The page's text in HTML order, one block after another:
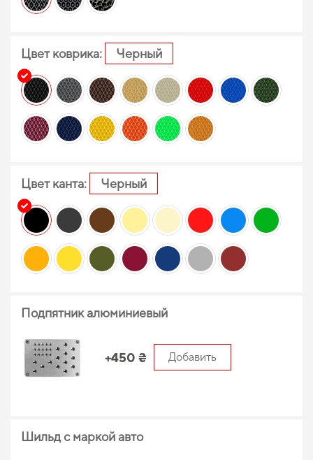
Цвет коврика: Черный
Цвет канта: Черный
Подпятник алюминиевый
+450 ₴ Добавить
Шильд с маркой авто